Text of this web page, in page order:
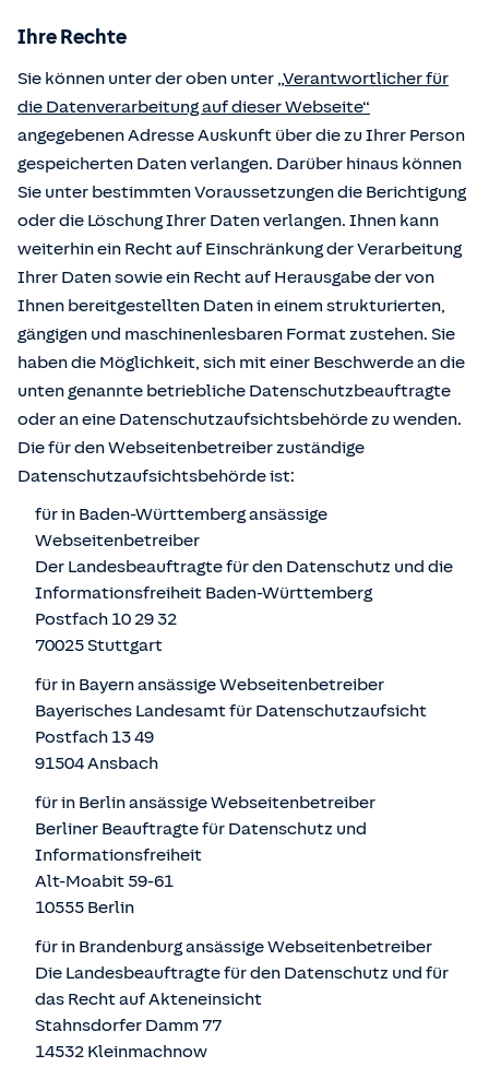
Ihre Rechte
Sie können unter der oben unter „Verantwortlicher für
die Datenverarbeitung auf dieser Webseite“
angegebenen Adresse Auskunft über die zu Ihrer Person
gespeicherten Daten verlangen. Darüber hinaus können
Sie unter bestimmten Voraussetzungen die Berichtigung
oder die Löschung Ihrer Daten verlangen. Ihnen kann
weiterhin ein Recht auf Einschränkung der Verarbeitung
Ihrer Daten sowie ein Recht auf Herausgabe der von
Ihnen bereitgestellten Daten in einem strukturierten,
gängigen und maschinenlesbaren Format zustehen. Sie
haben die Möglichkeit, sich mit einer Beschwerde an die
unten genannte betriebliche Datenschutzbeauftragte
oder an eine Datenschutzaufsichtsbehörde zu wenden.
Die für den Webseitenbetreiber zuständige
Datenschutzaufsichtsbehörde ist:
für in Baden-Württemberg ansässige
Webseitenbetreiber
Der Landesbeauftragte für den Datenschutz und die
Informationsfreiheit Baden-Württemberg
Postfach 10 29 32
70025 Stuttgart
für in Bayern ansässige Webseitenbetreiber
Bayerisches Landesamt für Datenschutzaufsicht
Postfach 13 49
91504 Ansbach
für in Berlin ansässige Webseitenbetreiber
Berliner Beauftragte für Datenschutz und
Informationsfreiheit
Alt-Moabit 59-61
10555 Berlin
für in Brandenburg ansässige Webseitenbetreiber
Die Landesbeauftragte für den Datenschutz und für
das Recht auf Akteneinsicht
Stahnsdorfer Damm 77
14532 Kleinmachnow